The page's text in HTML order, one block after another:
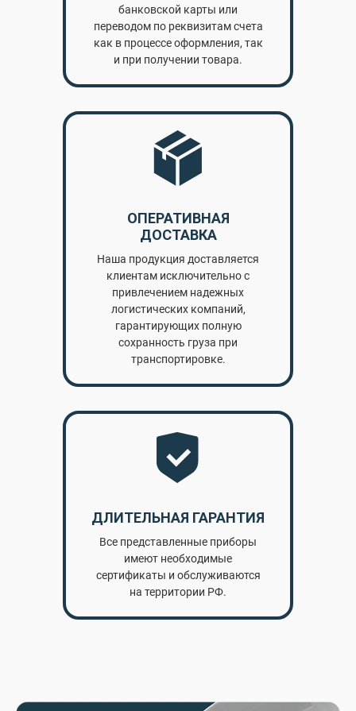
банковской карты или
переводом по реквизитам счета
как в процессе оформления, так
и при получении товара.
ОПЕРАТИВНАЯ
ДОСТАВКА
Наша продукция доставляется
клиентам исключительно с
привлечением надежных
логистических компаний,
гарантирующих полную
сохранность груза при
транспортировке.
ДЛИТЕЛЬНАЯ ГАРАНТИЯ
Все представленные приборы
имеют необходимые
сертификаты и обслуживаются
на территории РФ.